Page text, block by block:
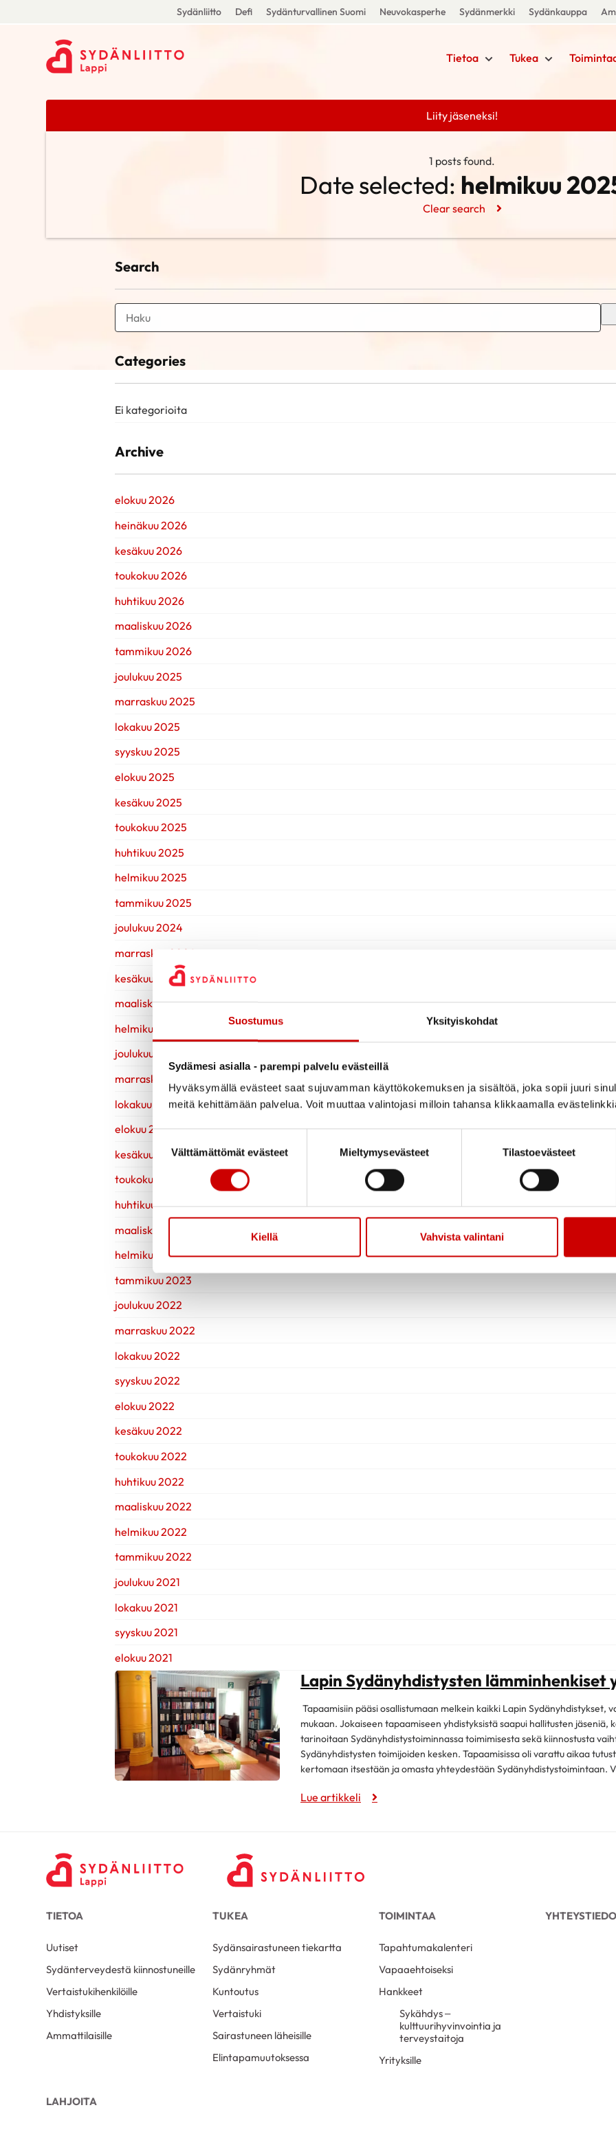
Suostumus Yksityiskohdat
Sydämesi asialla - parempi palvelu evästeillä
Hyväksymällä evästeet saat sujuvamman käyttökokemuksen ja sisältöä, joka sopii juuri
meitä kehittämään palvelua. Voit muuttaa valintojasi milloin tahansa klikkaamalla
Suostumuksen valinta
Välttämättömät evästeet
Mieltymysevästeet Tilastoevästeet
Kiellä Vahvista valintani
Sydänliitto Defi Sydänturvallinen Suomi Neuvokasperhe Sydänmerkki Sydänkauppa
Tietoa Tukea
Liity jäseneksi!
1 posts found.
Date selected: helmikuu
Clear search
Search
Categories
Ei kategorioita
Archive
elokuu 2026
heinäkuu 2026
kesäkuu 2026
toukokuu 2026
huhtikuu 2026
maaliskuu 2026
tammikuu 2026
joulukuu 2025
marraskuu 2025
lokakuu 2025
syyskuu 2025
elokuu 2025
kesäkuu 2025
toukokuu 2025
huhtikuu 2025
helmikuu 2025
tammikuu 2025
joulukuu 2024
marraskuu 2024
kesäkuu 2024
maaliskuu 2024
helmikuu 2024
joulukuu 2023
marraskuu 2023
lokakuu 2023
elokuu 2023
kesäkuu 2023
toukokuu 2023
huhtikuu 2023
maaliskuu 2023
helmikuu 2023
tammikuu 2023
joulukuu 2022
marraskuu 2022
lokakuu 2022
syyskuu 2022
elokuu 2022
kesäkuu 2022
toukokuu 2022
huhtikuu 2022
maaliskuu 2022
helmikuu 2022
tammikuu 2022
joulukuu 2021
lokakuu 2021
syyskuu 2021
elokuu 2021
Lapin Sydänyhdistysten lämminhenkiset
Tapaamisiin pääsi osallistumaan melkein kaikki Lapin Sydänyhdistykset,
mukaan. Jokaiseen tapaamiseen yhdistyksistä saapui hallitusten jäseniä,
tarinoitaan Sydänyhdistystoiminnassa toimimisesta sekä kiinnostusta
Sydänyhdistysten toimijoiden kesken. Tapaamisissa oli varattu aikaa
kertomaan itsestään ja omasta yhteydestään Sydänyhdistystoimintaan.
Lue artikkeli
TIETOA
Uutiset
Sydänterveydestä kiinnostuneille
Vertaistukihenkilöille
Yhdistyksille
Ammattilaisille
TUKEA
Sydänsairastuneen tiekartta
Sydänryhmät
Kuntoutus
Vertaistuki
Sairastuneen läheisille
Elintapamuutoksessa
TOIMINTAA
Tapahtumakalenteri
Vapaaehtoiseksi
Hankkeet
Sykähdys –
kulttuurihyvinvointia ja
terveystaitoja
Yrityksille
LAHJOITA